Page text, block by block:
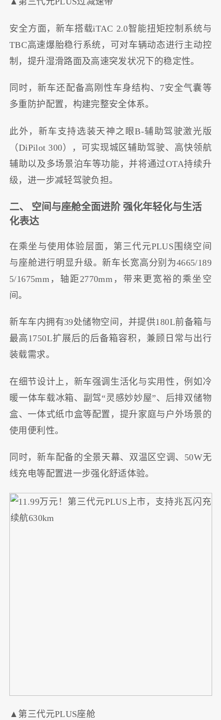
安全方面，新车搭载iTAC 2.0智能扭矩控制系统与
TBC高速爆胎稳行系统，可对车辆动态进行主动控
制，提升湿滑路面及高速突发状况下的稳定性。
同时，新车还配备高刚性车身结构、7安全气囊等
多重防护配置，构建完整安全体系。
此外，新车支持选装天神之眼B-辅助驾驶激光版
（DiPilot 300），可实现城区辅助驾驶、高快领航
辅助以及多场景泊车等功能，并将通过OTA持续升
级，进一步减轻驾驶负担。
二、 空间与座舱全面进阶 强化年轻化与生活
化表达
在乘坐与使用体验层面，第三代元PLUS围绕空间
与座舱进行明显升级。新车长宽高分别为4665/189
5/1675mm，轴距2770mm，带来更宽裕的乘坐空
间。
新车车内拥有39处储物空间，并提供180L前备箱与
最高1750L扩展后的后备箱容积，兼顾日常与出行
装载需求。
在细节设计上，新车强调生活化与实用性，例如冷
暖一体车载冰箱、副驾“灵感妙妙屋”、后排双储物
盒、一体式纸巾盒等配置，提升家庭与户外场景的
使用便利性。
同时，新车配备的全景天幕、双温区空调、50W无
线充电等配置进一步强化舒适体验。
▲第三代元PLUS座舱